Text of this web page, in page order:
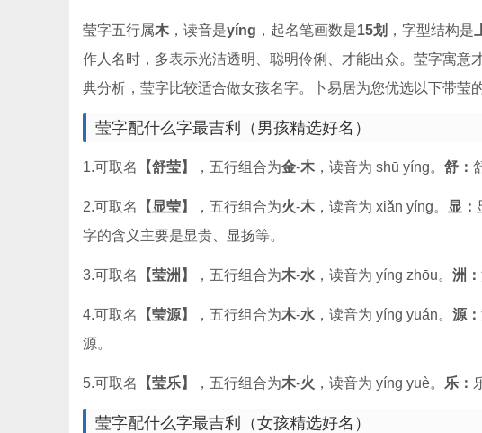
莹字五行属木 ，读音是yíng ，起名笔画数是15划 ，字型结构是
作人名时，多表示光洁透明、聪明伶俐、才能出众。莹字寓
典分析，莹字比较适合做女孩名字。卜易居为您优选以下带莹
莹字配什么字最吉利（男孩精选好名）
1.可取名 【舒莹】 ，五行组合为金-木 ，读音为 shū yíng。 舒：
2.可取名 【显莹】 ，五行组合为火-木 ，读音为 xiǎn yíng。 显：
字的含义主要是显贵、显扬等。
3.可取名 【莹洲】 ，五行组合为木-水 ，读音为 yíng zhōu。 洲：
4.可取名 【莹源】 ，五行组合为木-水 ，读音为 yíng yuán。 源：
源。
5.可取名 【莹乐】 ，五行组合为木-火 ，读音为 yíng yuè。 乐：
莹字配什么字最吉利（女孩精选好名）